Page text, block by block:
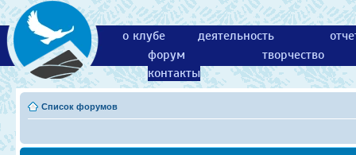
о клубе деятельность
форум
творчество
контакты
Список форумов